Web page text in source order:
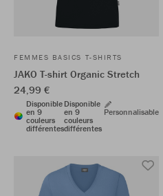
FEMMES BASICS T-SHIRTS
JAKO T-shirt Organic Stretch
24,99 €
Disponible
en 9
couleurs
différentes
Disponible
en 9
couleurs
différentes
Personnalisable